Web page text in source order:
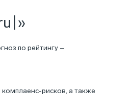
по рейтингу –
рисков, а также